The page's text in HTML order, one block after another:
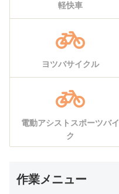
軽快車
ヨツバサイクル
電動アシストスポーツバイ
ク
作業メニュー